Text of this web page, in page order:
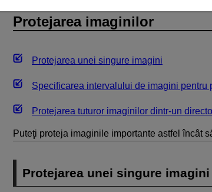
Protejarea imaginilor
Protejarea unei singure imagini
Specificarea intervalului de imagini pentru
Protejarea tuturor imaginilor dintr-un
Puteţi proteja imaginile importante astfel încât
Protejarea unei singure imagini